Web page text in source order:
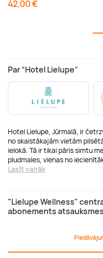
42,00 €
Par “Hotel Lielupe”
Hotel Lielupe, Jūrmalā, ir
no skaistākajām vietām
ielokā. Tā ir tikai pāris simtu
pludmales, vienas no
Lasīt vairāk
"Lielupe Wellness"
abonements